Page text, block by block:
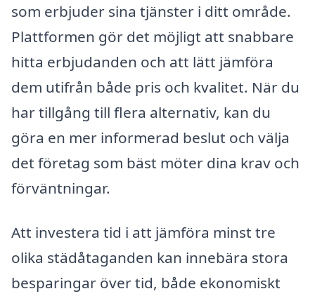
som erbjuder sina tjänster i ditt område.
Plattformen gör det möjligt att snabbare
hitta erbjudanden och att lätt jämföra
dem utifrån både pris och kvalitet. När du
har tillgång till flera alternativ, kan du
göra en mer informerad beslut och välja
det företag som bäst möter dina krav och
förväntningar.
Att investera tid i att jämföra minst tre
olika städåtaganden kan innebära stora
besparingar över tid, både ekonomiskt